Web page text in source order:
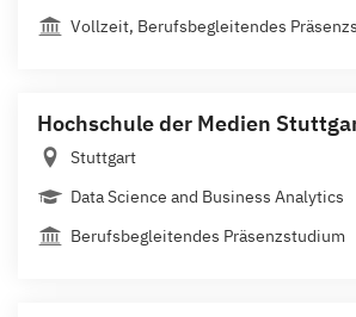
Vollzeit, Berufsbegleitendes
Hochschule der Medien
Stuttgart
Data Science and Business Analytics
Berufsbegleitendes Präsenzstudium